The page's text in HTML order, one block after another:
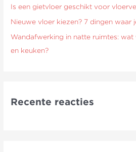
:Is een gietvloer geschikt voor
Nieuwe vloer kiezen? 7 dingen waar
Wandafwerking in natte ruimtes:
en keuken?
Recente reacties